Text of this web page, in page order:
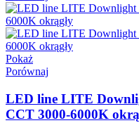
Pokaż
Porównaj
LED line LITE
CCT 3000-6000K